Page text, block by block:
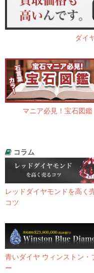
ダイ
マニア必見！宝石図鑑
コラム
レッドダイヤモンドを高く
コツ
青いダイヤ ウィンストン・
ー